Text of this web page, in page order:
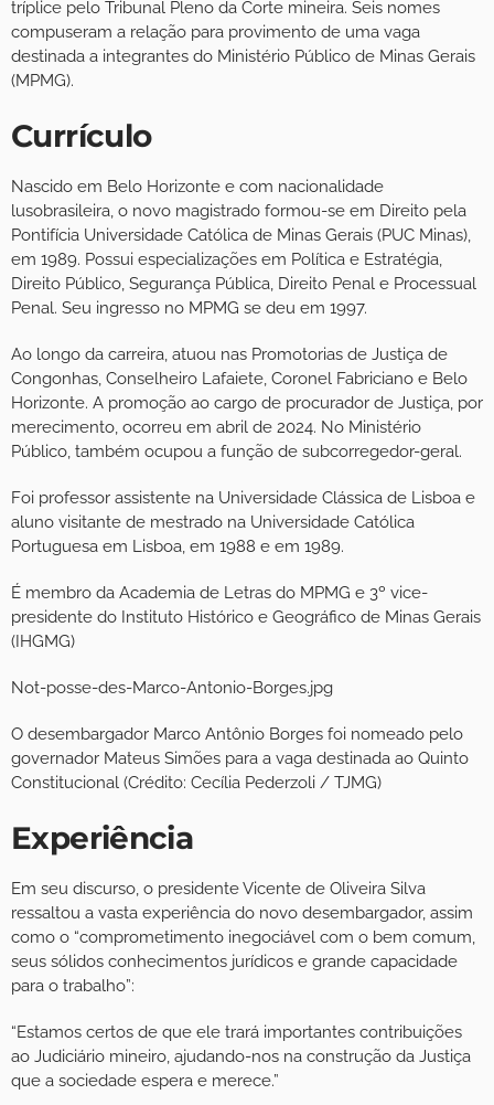
tríplice pelo Tribunal Pleno da Corte mineira. Seis nomes
compuseram a relação para provimento de uma vaga
destinada a integrantes do Ministério Público de Minas Gerais
(MPMG).
Currículo
Nascido em Belo Horizonte e com nacionalidade
lusobrasileira, o novo magistrado formou-se em Direito pela
Pontifícia Universidade Católica de Minas Gerais (PUC Minas),
em 1989. Possui especializações em Política e Estratégia,
Direito Público, Segurança Pública, Direito Penal e Processual
Penal. Seu ingresso no MPMG se deu em 1997.
Ao longo da carreira, atuou nas Promotorias de Justiça de
Congonhas, Conselheiro Lafaiete, Coronel Fabriciano e Belo
Horizonte. A promoção ao cargo de procurador de Justiça, por
merecimento, ocorreu em abril de 2024. No Ministério
Público, também ocupou a função de subcorregedor-geral.
Foi professor assistente na Universidade Clássica de Lisboa e
aluno visitante de mestrado na Universidade Católica
Portuguesa em Lisboa, em 1988 e em 1989.
É membro da Academia de Letras do MPMG e 3º vice-
presidente do Instituto Histórico e Geográfico de Minas Gerais
(IHGMG)
Not-posse-des-Marco-Antonio-Borges.jpg
O desembargador Marco Antônio Borges foi nomeado pelo
governador Mateus Simões para a vaga destinada ao Quinto
Constitucional (Crédito: Cecília Pederzoli / TJMG)
Experiência
Em seu discurso, o presidente Vicente de Oliveira Silva
ressaltou a vasta experiência do novo desembargador, assim
como o “comprometimento inegociável com o bem comum,
seus sólidos conhecimentos jurídicos e grande capacidade
para o trabalho”:
“Estamos certos de que ele trará importantes contribuições
ao Judiciário mineiro, ajudando-nos na construção da Justiça
que a sociedade espera e merece.”